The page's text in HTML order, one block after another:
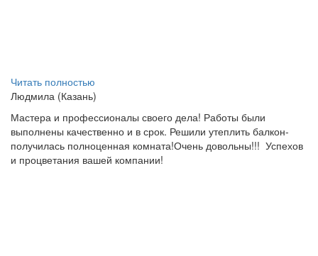
Читать полностью
Людмила (Казань)
Мастера и профессионалы своего дела! Работы были
выполнены качественно и в срок. Решили утеплить балкон-
получилась полноценная комната!Очень довольны!!! Успехов
и процветания вашей компании!